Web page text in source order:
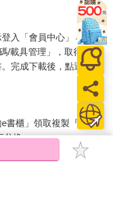
登入「會員中心」→「我
/載具管理」，取得通行
完成下載後，點選任一
書櫃」領取複製『兌換
兌換。
子書僅能以金石堂專屬